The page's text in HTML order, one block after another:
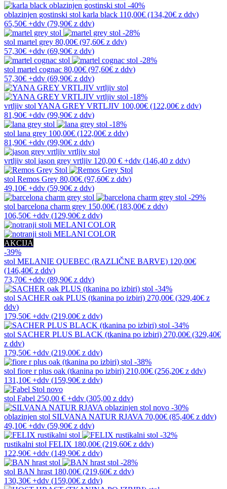
-40%
oblazinjen gostinski stol karla black 110,00€ (134,20€ z ddv)
65,50€ +ddv (79,90€ z ddv)
-28%
stol martel grey 80,00€ (97,60€ z ddv)
57,30€ +ddv (69,90€ z ddv)
-28%
stol martel cognac 80,00€ (97,60€ z ddv)
57,30€ +ddv (69,90€ z ddv)
-18%
vrtljiv stol YANA GREY VRTLJIV 100,00€ (122,00€ z ddv)
81,90€ +ddv (99,90€ z ddv)
-18%
stol lana grey 100,00€ (122,00€ z ddv)
81,90€ +ddv (99,90€ z ddv)
vrtljiv stol jason grey vrtljiv 120,00 € +ddv (146,40 z ddv)
stol Remos Grey 80,00€ (97,60€ z ddv)
49,10€ +ddv (59,90€ z ddv)
-29%
stol barcelona charm grey 150,00€ (183,00€ z ddv)
106,50€ +ddv (129,90€ z ddv)
AKCIJA
-39%
stol MELANIE QUEBEC (RAZLIČNE BARVE) 120,00€
(146,40€ z ddv)
73,70€ +ddv (89,90€ z ddv)
-34%
stol SACHER oak PLUS (tkanina po izbiri) 270,00€ (329,40€ z
ddv)
179,50€ +ddv (219,00€ z ddv)
-34%
stol SACHER PLUS BLACK (tkanina po izbiri) 270,00€ (329,40€
z ddv)
179,50€ +ddv (219,00€ z ddv)
-38%
stol fiore r plus oak (tkanina po izbiri) 210,00€ (256,20€ z ddv)
131,10€ +ddv (159,90€ z ddv)
novo
stol Fabel 250,00 € +ddv (305,00 z ddv)
novo -30%
oblazinjen stol SILVANA NATUR RJAVA 70,00€ (85,40€ z ddv)
49,10€ +ddv (59,90€ z ddv)
-32%
rustikalni stol FELIX 180,00€ (219,60€ z ddv)
122,90€ +ddv (149,90€ z ddv)
-28%
stol BAN hrast 180,00€ (219,60€ z ddv)
130,30€ +ddv (159,00€ z ddv)